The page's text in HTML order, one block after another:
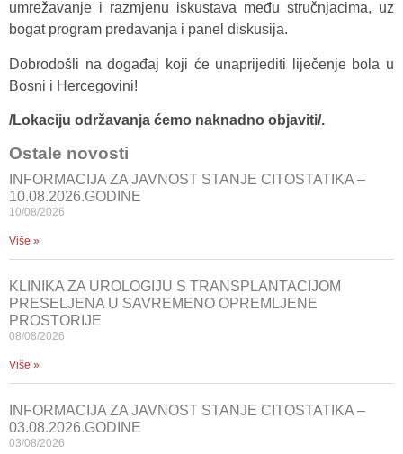
umrežavanje i razmjenu iskustava među stručnjacima, uz
bogat program predavanja i panel diskusija.
Dobrodošli na događaj koji će unaprijediti liječenje bola u
Bosni i Hercegovini!
/Lokaciju održavanja ćemo naknadno objaviti/.
Ostale novosti
INFORMACIJA ZA JAVNOST STANJE CITOSTATIKA –
10.08.2026.GODINE
10/08/2026
Više »
KLINIKA ZA UROLOGIJU S TRANSPLANTACIJOM
PRESELJENA U SAVREMENO OPREMLJENE
PROSTORIJE
08/08/2026
Više »
INFORMACIJA ZA JAVNOST STANJE CITOSTATIKA –
03.08.2026.GODINE
03/08/2026